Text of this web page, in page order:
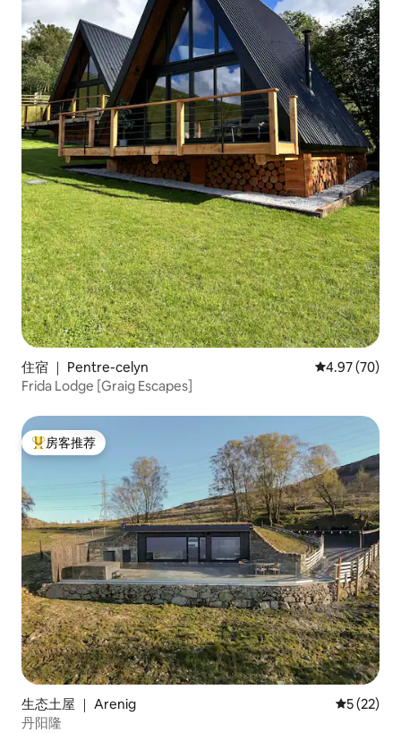
住宿 ｜ Pentre-celyn 平均评分
4.97 (70)
Frida Lodge [Graig Escapes]
热门「房客推荐」
房客推荐
生态土屋 ｜ Arenig 平均评分
5 (22)
丹阳隆